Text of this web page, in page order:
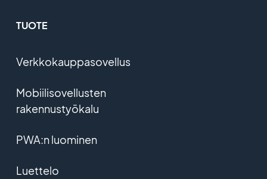
TUOTE
Verkkokauppasovellus
Mobiilisovellusten
rakennustyökalu
PWA:n luominen
Luettelo